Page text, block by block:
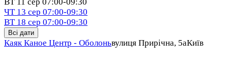
ЧТ 13 сер 07:00-09:30
ВТ 18 сер 07:00-09:30
Всі дати
Каяк Каное Центр - Оболоньвулиця Прирічна, 5аКиїв